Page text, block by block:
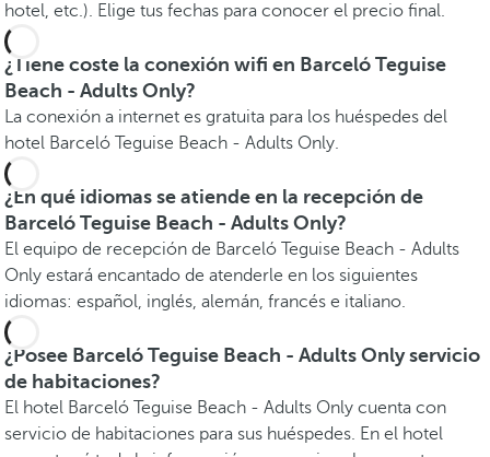
hotel, etc.). Elige tus fechas para conocer el precio final.
¿Tiene coste la conexión wifi en Barceló Teguise
Beach - Adults Only?
La conexión a internet es gratuita para los huéspedes del
hotel Barceló Teguise Beach - Adults Only.
¿En qué idiomas se atiende en la recepción de
Barceló Teguise Beach - Adults Only?
El equipo de recepción de Barceló Teguise Beach - Adults
Only estará encantado de atenderle en los siguientes
idiomas: español, inglés, alemán, francés e italiano.
¿Posee Barceló Teguise Beach - Adults Only servicio
de habitaciones?
El hotel Barceló Teguise Beach - Adults Only cuenta con
servicio de habitaciones para sus huéspedes. En el hotel